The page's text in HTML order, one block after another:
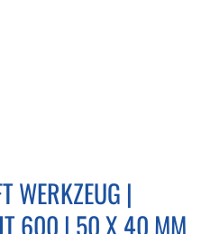
WERKZEUG |
600 | 50 X 40 MM